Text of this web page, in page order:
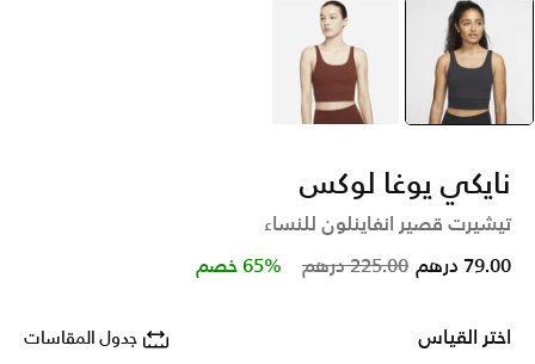
selected
أسود بنى
نايكي يوغا لوكس
تيشيرت قصير انفاينلون للنساء
Price reduced from
225.00 درهم to 79.00 درهم 65% خصم
اختر القياس جدول المقاسات